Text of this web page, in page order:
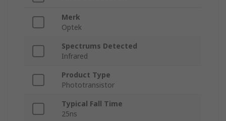
Merk
Optek
Spectrums Detected
Infrared
Product Type
Phototransistor
Typical Fall Time
25ns